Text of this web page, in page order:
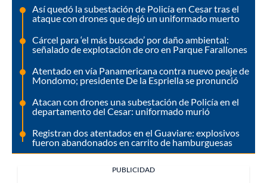
Así quedó la subestación de Policía en Cesar tras el
ataque con drones que dejó un uniformado muerto
Cárcel para ‘el más buscado’ por daño ambiental:
señalado de explotación de oro en Parque Farallones
Atentado en vía Panamericana contra nuevo peaje de
Mondomo; presidente De la Espriella se pronunció
Atacan con drones una subestación de Policía en el
departamento del Cesar: uniformado murió
Registran dos atentados en el Guaviare: explosivos
fueron abandonados en carrito de hamburguesas
PUBLICIDAD